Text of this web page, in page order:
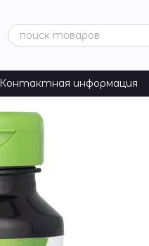
Контактная информация